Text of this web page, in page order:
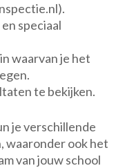
speciaal
waarvan je het
te bekijken.
je verschillende
waaronder ook het
van jouw school